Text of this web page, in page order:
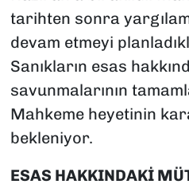
tarihten sonra
devam etmeyi
Sanıkların esas
savunmalarının
Mahkeme heyetinin
bekleniyor.
ESAS HAKKINDAKİ